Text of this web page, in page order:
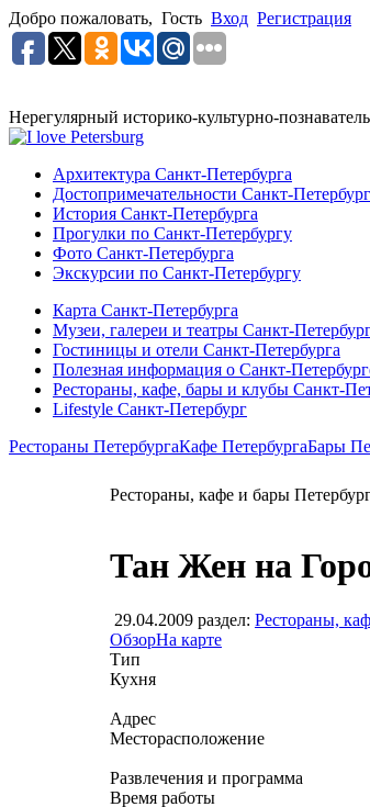
Добро пожаловать, Гость Вход Регистрация
Нерегулярный историко-культурно-
Архитектура Санкт-Петербурга
Достопримечательности Санкт-
История Санкт-Петербурга
Прогулки по Санкт-Петербургу
Фото Санкт-Петербурга
Экскурсии по Санкт-Петербургу
Карта Санкт-Петербурга
Музеи, галереи и театры Санкт-
Гостиницы и отели Санкт-Петербурга
Полезная информация о Санкт-
Рестораны, кафе, бары и клубы Санкт-
Lifestyle Санкт-Петербург
Рестораны ПетербургаКафе ПетербургаБары
Рестораны, кафе и бары
Тан Жен на
29.04.2009 раздел: Рестораны,
ОбзорНа карте
Тип
Кухня
Адрес
Месторасположение
Развлечения и программа
Время работы